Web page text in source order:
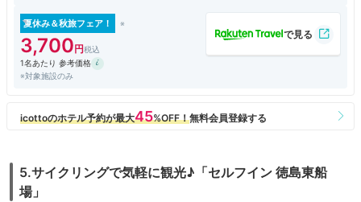
夏休み＆秋旅フェア！
3,700
1名あたり 参考価格
※対象施設のみ
5.サイクリングで気軽に観光♪「セルフイン 徳島東船
場」